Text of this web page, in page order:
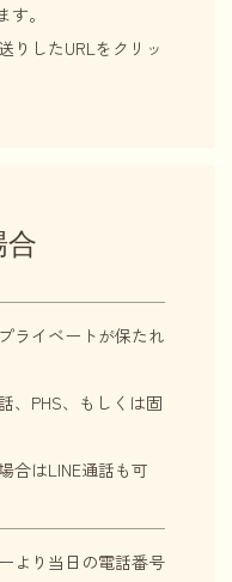
。
りしたURLをクリッ
合
ライベートが保たれ
、PHS、もしくは固
合はLINE通話も可
より当日の電話番号